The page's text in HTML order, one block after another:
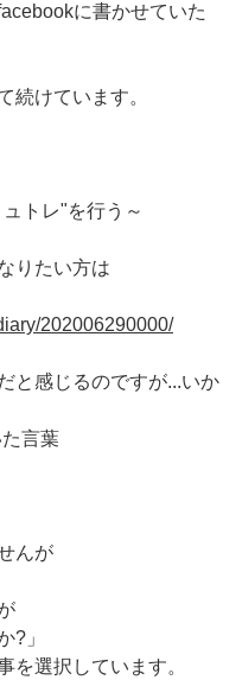
に書かせていた
続けています。
トレ"を行う～
りたい方は
202006290000/
と感じるのですが...いか
言葉
んが
?」
を選択しています。